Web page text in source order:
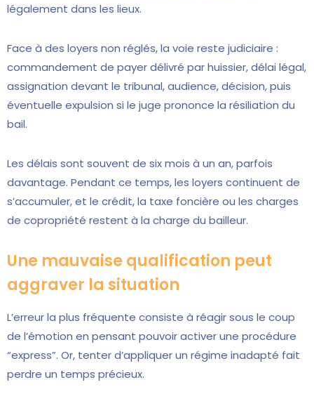
légalement dans les lieux.
Face à des loyers non réglés, la voie reste judiciaire :
commandement de payer délivré par huissier, délai légal,
assignation devant le tribunal, audience, décision, puis
éventuelle expulsion si le juge prononce la résiliation du
bail.
Les délais sont souvent de six mois à un an, parfois
davantage. Pendant ce temps, les loyers continuent de
s’accumuler, et le crédit, la taxe foncière ou les charges
de copropriété restent à la charge du bailleur.
Une mauvaise qualification peut
aggraver la situation
L’erreur la plus fréquente consiste à réagir sous le coup
de l’émotion en pensant pouvoir activer une procédure
“express”. Or, tenter d’appliquer un régime inadapté fait
perdre un temps précieux.